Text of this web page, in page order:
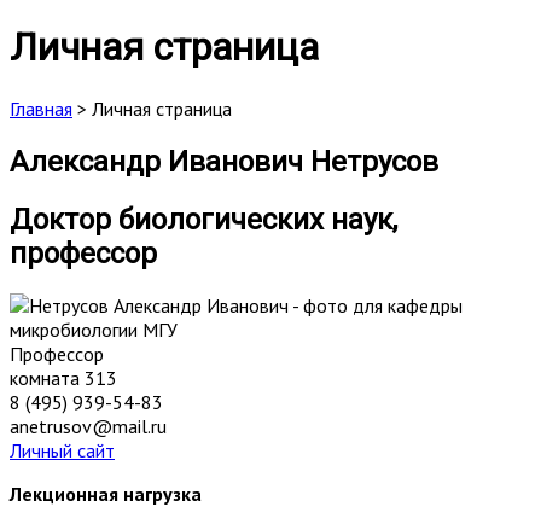
Личная страница
Главная > Личная страница
Александр Иванович Нетрусов
Доктор биологических наук,
профессор
Профессор
комната 313
8 (495) 939-54-83
anetrusov@mail.ru
Личный сайт
Лекционная нагрузка